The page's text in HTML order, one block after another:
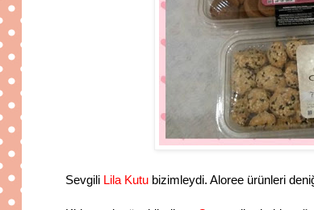
Sevgili Lila Kutu bizimleydi. Aloree ürünleri